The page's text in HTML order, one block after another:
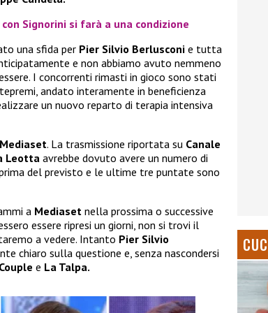
Signorini si farà a una condizione
una sfida per Pier Silvio Berlusconi e tutta
e non abbiamo avuto nemmeno
I concorrenti rimasti in gioco sono stati
andato interamente in beneficienza
un nuovo reparto di terapia intensiva
Mediaset. La trasmissione riportata su Canale
Leottaavrebbe dovuto avere un numero di
del previsto e le ultime tre puntate sono
a Mediaset nella prossima o successive
essere ripresi un giorni, non si trovi il
a vedere. Intanto Pier Silvio
chiaro sulla questione e, senza nascondersi
e La Talpa.